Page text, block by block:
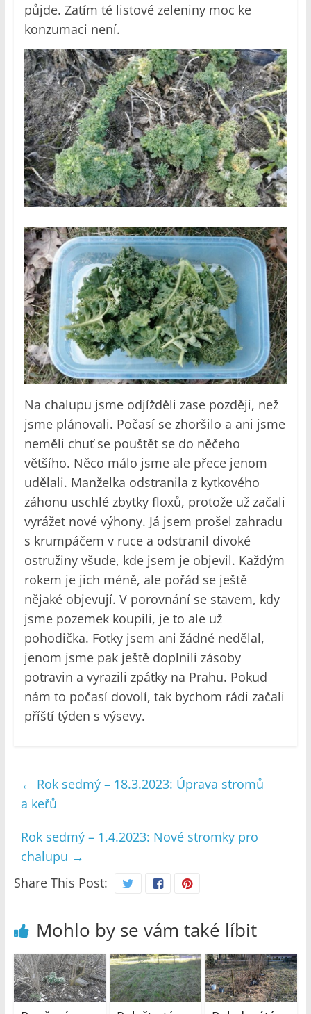
půjde. Zatím té listové zeleniny moc ke
konzumaci není.
Na chalupu jsme odjížděli zase později, než
jsme plánovali. Počasí se zhoršilo a ani jsme
neměli chuť se pouštět se do něčeho
většího. Něco málo jsme ale přece jenom
udělali. Manželka odstranila z kytkového
záhonu uschlé zbytky floxů, protože už začali
vyrážet nové výhony. Já jsem prošel zahradu
s krumpáčem v ruce a odstranil divoké
ostružiny všude, kde jsem je objevil. Každým
rokem je jich méně, ale pořád se ještě
nějaké objevují. V porovnání se stavem, kdy
jsme pozemek koupili, je to ale už
pohodička. Fotky jsem ani žádné nedělal,
jenom jsme pak ještě doplnili zásoby
potravin a vyrazili zpátky na Prahu. Pokud
nám to počasí dovolí, tak bychom rádi začali
příští týden s výsevy.
← Rok sedmý – 18.3.2023: Úprava stromů
a keřů
Rok sedmý – 1.4.2023: Nové stromky pro
chalupu →
Share This Post:
Mohlo by se vám také líbit